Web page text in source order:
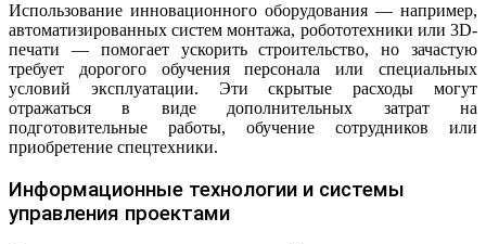
Использование инновационного оборудования — например,
автоматизированных систем монтажа, робототехники или 3D-
печати — помогает ускорить строительство, но зачастую
требует дорогого обучения персонала или специальных
условий эксплуатации. Эти скрытые расходы могут
отражаться в виде дополнительных затрат на
подготовительные работы, обучение сотрудников или
приобретение спецтехники.
Информационные технологии и системы
управления проектами